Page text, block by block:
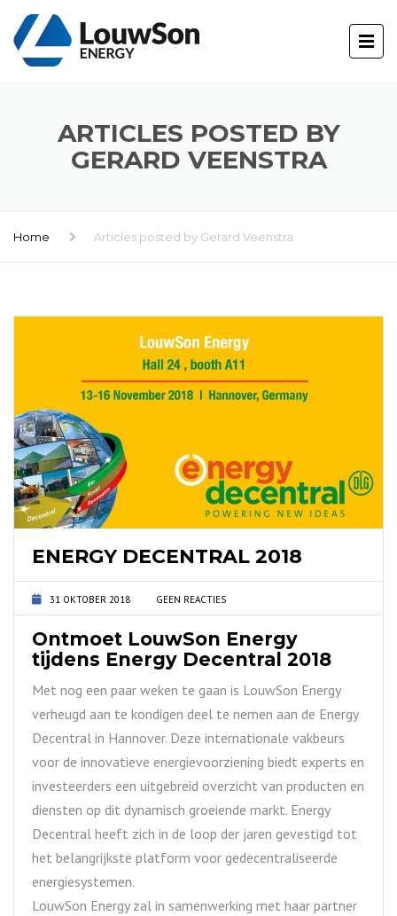
ARTICLES POSTED BY
GERARD VEENSTRA
Home Articles posted by Gerard Veenstra
ENERGY DECENTRAL 2018
31 OKTOBER 2018 GEEN REACTIES
Ontmoet LouwSon Energy
tijdens Energy Decentral 2018
Met nog een paar weken te gaan is LouwSon Energy
verheugd aan te kondigen deel te nemen aan de Energy
Decentral in Hannover. Deze internationale vakbeurs
voor de innovatieve energievoorziening biedt experts en
investeerders een uitgebreid overzicht van producten en
diensten op dit dynamisch groeiende markt. Energy
Decentral heeft zich in de loop der jaren gevestigd tot
het belangrijkste platform voor gedecentraliseerde
energiesystemen.
LouwSon Energy zal in samenwerking met haar partner